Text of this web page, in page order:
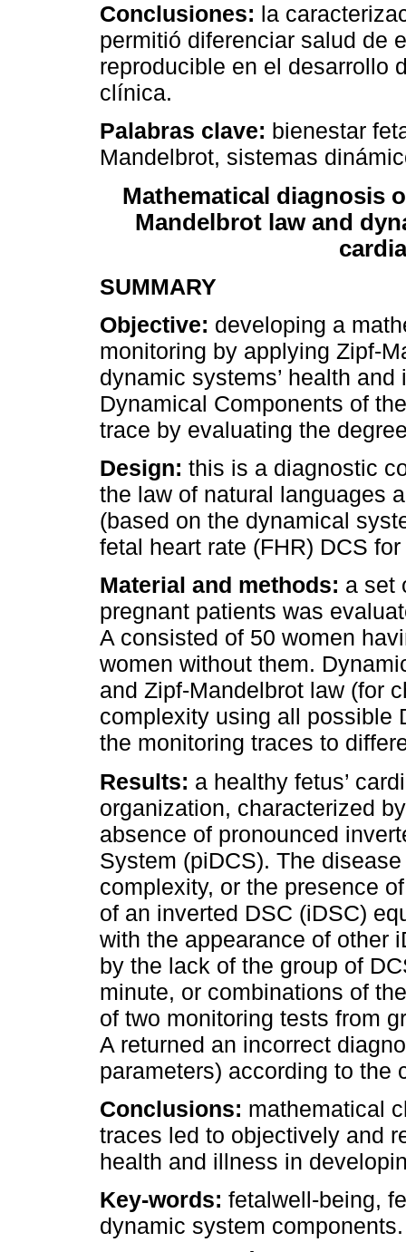
Conclusiones: la
permitió diferenciar salud de
reproducible en el desarrollo
clínica.
Palabras clave: bienestar
Mandelbrot, sistemas
Mathematical diagnosis
Mandelbrot law and
SUMMARY
Objective: developing a
monitoring by applying Zipf-
dynamic systems’ health
Dynamical Components of
trace by evaluating the
Design: this is a diagnostic
the law of natural languages
(based on the dynamical
fetal heart rate (FHR) DCS
Material and methods: a set
pregnant patients was
A consisted of 50 women
women without them.
and Zipf-Mandelbrot law (for
complexity using all possible
the monitoring traces to
Results: a healthy fetus’
organization, characterized
absence of pronounced
System (piDCS). The
complexity, or the presence
of an inverted DSC (iDSC)
with the appearance of other
by the lack of the group of
minute, or combinations of
of two monitoring tests from
A returned an incorrect
parameters) according to the
Conclusions: mathematical
traces led to objectively and
health and illness in
Key-words: fetalwell-being,
dynamic system components.